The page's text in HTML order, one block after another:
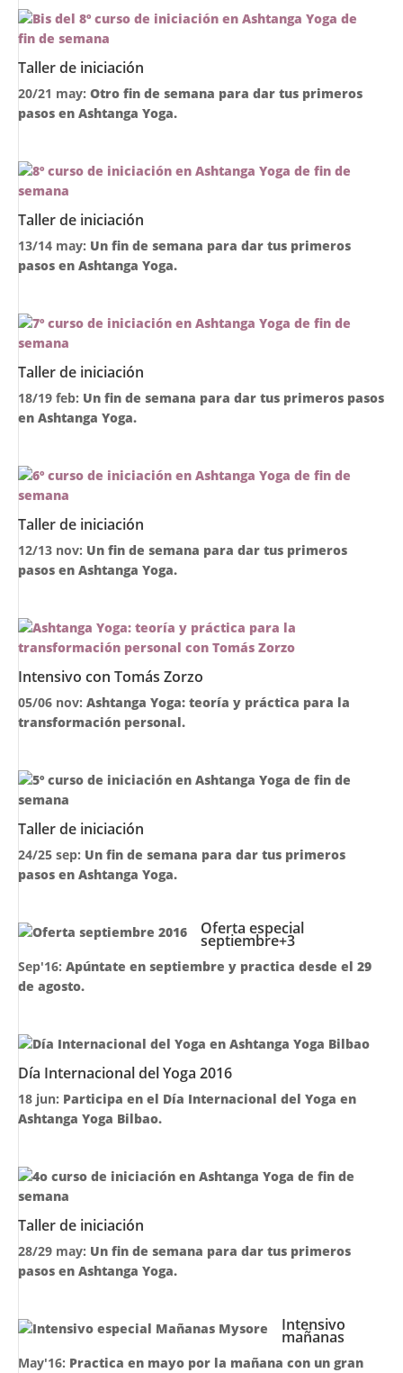
Taller de iniciación
20/21 may: Otro fin de semana para dar tus primeros
pasos en Ashtanga Yoga.
Taller de iniciación
13/14 may: Un fin de semana para dar tus primeros
pasos en Ashtanga Yoga.
Taller de iniciación
18/19 feb: Un fin de semana para dar tus primeros pasos
en Ashtanga Yoga.
Taller de iniciación
12/13 nov: Un fin de semana para dar tus primeros
pasos en Ashtanga Yoga.
Intensivo con Tomás Zorzo
05/06 nov: Ashtanga Yoga: teoría y práctica para la
transformación personal.
Taller de iniciación
24/25 sep: Un fin de semana para dar tus primeros
pasos en Ashtanga Yoga.
Oferta especial
septiembre+3
Sep'16: Apúntate en septiembre y practica desde el 29
de agosto.
Día Internacional del Yoga 2016
18 jun: Participa en el Día Internacional del Yoga en
Ashtanga Yoga Bilbao.
Taller de iniciación
28/29 may: Un fin de semana para dar tus primeros
pasos en Ashtanga Yoga.
Intensivo
mañanas
May'16: Practica en mayo por la mañana con un gran